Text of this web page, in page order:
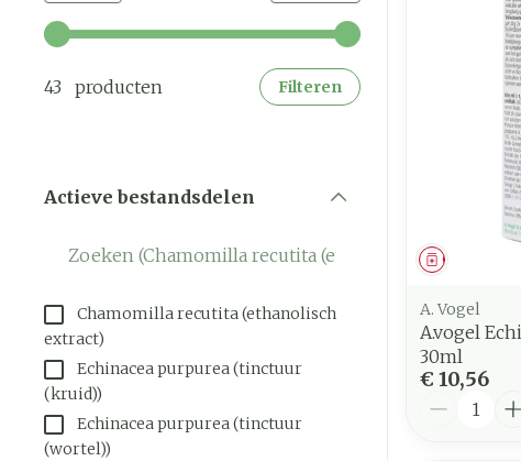
Gebruik de pijltjestoetsen links en rechts om de
43 producten Filteren
Actieve bestandsdelen
Chamomilla recutita (ethanolisch
extract)
Echinacea purpurea (tinctuur
(kruid))
Echinacea purpurea (tinctuur
(wortel))
Geneesmiddel
A. Vogel
A.vogel
30ml
€ 10,56
Aantal